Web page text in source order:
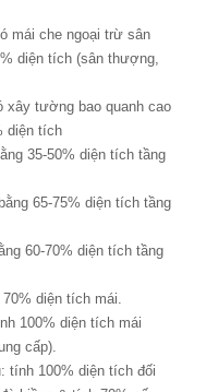
mái che ngoại trừ sân
diện tích (sân thượng,
xây tường bao quanh cao
diện tích
35-50% diện tích tầng
65-75% diện tích tầng
60-70% diện tích tầng
diện tích mái.
100% diện tích mái
cấp).
tính 100% diện tích đối